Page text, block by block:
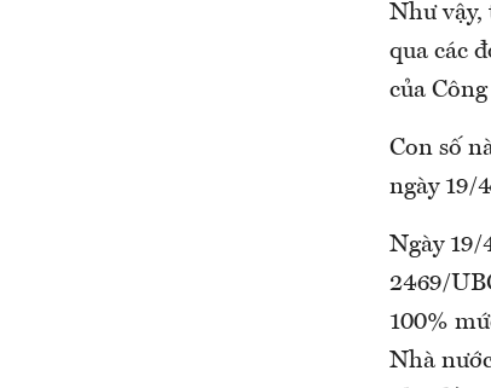
Như vậy,
qua các
của
Con số
ngày 19/
Ngày
2469/
100%
Nhà